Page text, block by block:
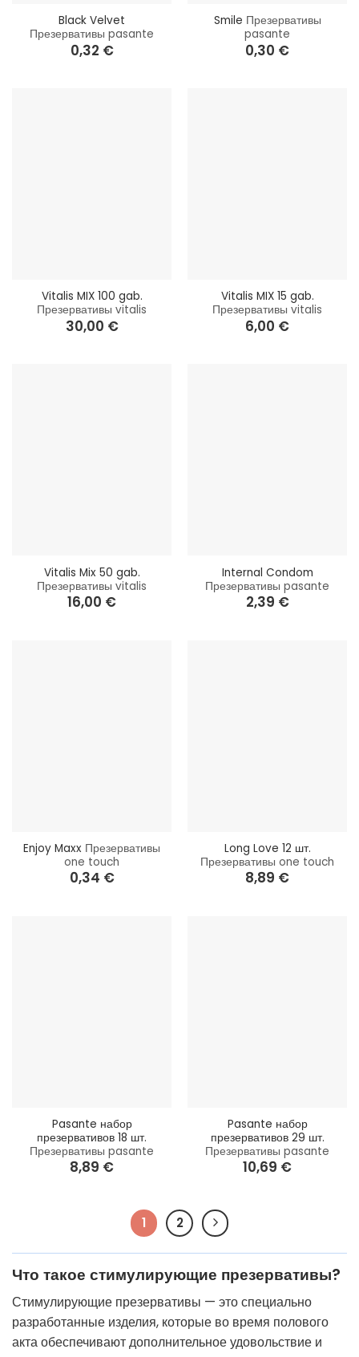
Black Velvet
Презервативы pasante
0,32 €
Smile Презервативы
pasante
0,30 €
Vitalis MIX 100 gab.
Презервативы vitalis
30,00 €
Vitalis MIX 15 gab.
Презервативы vitalis
6,00 €
Vitalis Mix 50 gab.
Презервативы vitalis
16,00 €
Internal Condom
Презервативы pasante
2,39 €
Enjoy Maxx Презервативы
one touch
0,34 €
Long Love 12 шт.
Презервативы one touch
8,89 €
Pasante набор
презервативов 18 шт.
Презервативы pasante
8,89 €
Pasante набор
презервативов 29 шт.
Презервативы pasante
10,69 €
1 2
Что такое стимулирующие презервативы?
Стимулирующие презервативы — это специально
разработанные изделия, которые во время полового
акта обеспечивают дополнительное удовольствие и